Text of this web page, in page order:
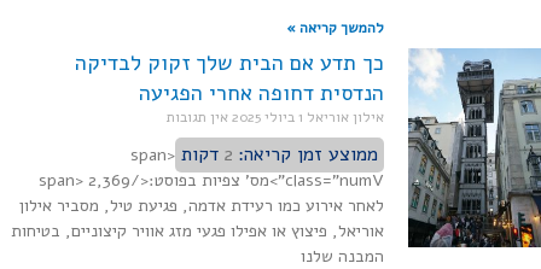
להמשך קריאה »
כך תדע אם הבית שלך זקוק לבדיקה
הנדסית דחופה אחרי הפגיעה
אילון אוריאל1 ביולי 2025 אין תגובות
ממוצע זמן קריאה:2 דקות
<span
class="numV">מס' צפיות בפוסט:</span> 2,369
לאחר אירוע כמו רעידת אדמה, פגיעת טיל, מסביר אילון
אוריאל, פיצוץ או אפילו פגעי מזג אוויר קיצוניים, בטיחות
המבנה שלנו